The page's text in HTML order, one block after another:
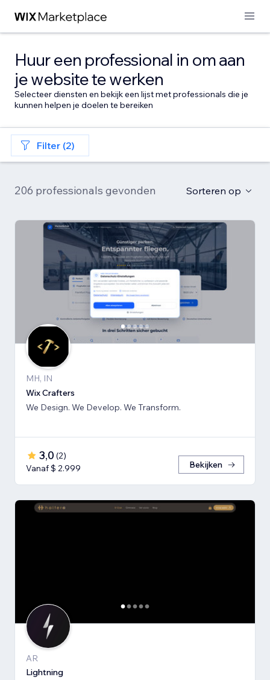
Huur een professional in om aan
je website te werken
Selecteer diensten en bekijk een lijst met professionals die je
kunnen helpen je doelen te bereiken
Filter (2)
206 professionals gevonden Sorteren op
MH, IN
Wix Crafters
We Design. We Develop. We Transform.
3,0 (2)
Vanaf $ 2.999
Bekijken
AR
Lightning